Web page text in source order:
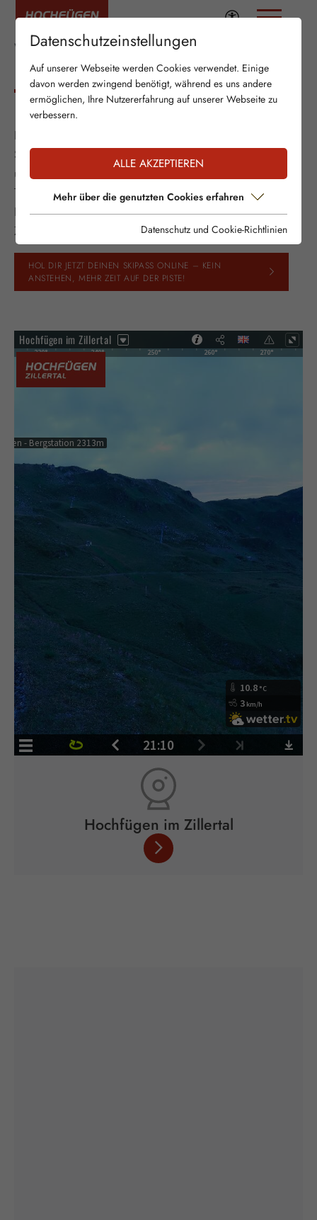
WEBCAMS
IN HOCHFÜGEN
Bilder live aus Hochfügen im Zillertal: Wetter und
Schneehöhen gibt’s live aus der Talstation Klausboden
und der Bergstation Waidoffen auf 2320 Metern.
Traumbilder aus Hochfügen? Nichts wie rauf auf den
Berg und ab in den Zillertaler Winterspaß!
Zur Wettervorschau geht'shier.
HOL DIR JETZT DEINEN SKIPASS ONLINE – KEIN
ANSTEHEN, MEHR ZEIT AUF DER PISTE!
Hochfügen im Zillertal
Datenschutzeinstellungen
Auf unserer Webseite werden Cookies verwendet. Einige
davon werden zwingend benötigt, während es uns andere
ermöglichen, Ihre Nutzererfahrung auf unserer Webseite zu
verbessern.
ALLE AKZEPTIEREN
Mehr über die genutzten Cookies erfahren
Datenschutz und Cookie-Richtlinien